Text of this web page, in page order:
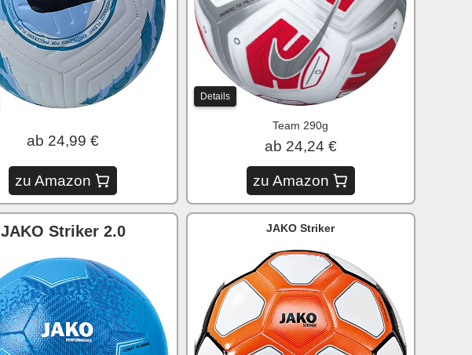
ab 24,99 €
zu Amazon
Details
Team 290g
ab 24,24 €
zu Amazon
JAKO Striker 2.0 JAKO Striker